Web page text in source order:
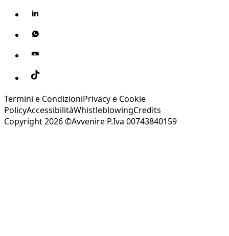
Termini e CondizioniPrivacy e Cookie
PolicyAccessibilitàWhistleblowingCredits
Copyright 2026 ©Avvenire P.Iva 00743840159